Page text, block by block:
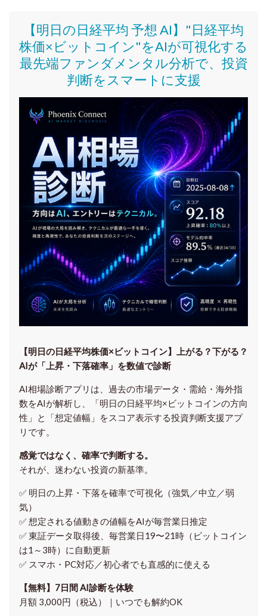
【明日の日経平均 予想 AI】"日経平均
株価×ビットコイン"をAIが可視化する
最先端ファンダメンタル分析で、投資
判断をスマートに支援
【明日の⽇経平均株価×ビットコイン】上がる？下がる？
AIが「上昇・下落確率」を数値で診断
AI相場診断アプリは、過去の市場データ・需給・海外指
数をAIが解析し、「明日の日経平均×ビットコインの方向
性」と「想定値幅」をスコア表示する投資判断支援アプ
リです。
感覚ではなく、確率で判断する。
それが、迷わない投資の新基準。
✅ 明日の上昇・下落を確率で可視化（強気／中立／弱
気）
✅ 想定される値動きの値幅をAIが毎営業日推定
✅ 東証データ取得後、 毎営業日19〜21時（ビットコイン
は1～3時）に自動更新
✅ スマホ・PC対応／初心者でも直感的に使える
【無料】7日間 AI診断を体験
月額 3,000円（税込）｜いつでも解約OK